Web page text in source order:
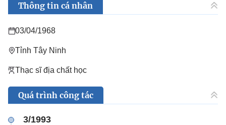
Thông tin cá nhân
03/04/1968
Tỉnh Tây Ninh
Thạc sĩ địa chất học
Quá trình công tác
3/1993